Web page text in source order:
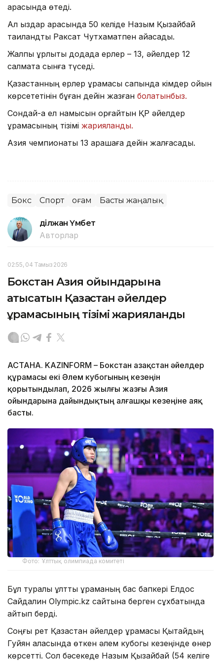
арасында өтеді.
Ал қыздар арасында 50 келіде Назым Қызайбай
таиландтық Раксат Чутхаматпен айқасады.
Жалпы құрлықтық додада ерлер – 13, әйелдер 12
салмақта сынға түседі.
Қазақстанның ерлер құрамасы сапында кімдер ойын
көрсететінін бұған дейін жазған болатынбыз.
Сондай-ақ ел намысын қорғайтын ҚР әйелдер
құрамасының тізімі жарияланды.
Азия чемпионаты 13 қарашаға дейін жалғасады.
Бокс Спорт Қоғам Басты жаңалық
Әділжан Үмбет
Авторлар
02:55, 04 Тамыз 2026
Бокстан Азия ойындарына
қатысатын Қазақстан әйелдер
құрамасының тізімі жарияланды
АСТАНА. KAZINFORM – Бокстан Қазақстан әйелдер
құрамасы екі Әлем кубогының кезеңін
қорытындылап, 2026 жылғы жазғы Азия
ойындарына дайындықтың алғашқы кезеңіне аяқ
басты.
Фото: Ұлттық олимпиада комитеті
Бұл туралы ұлттық құраманың бас бапкері Елдос
Сайдалин Olympic.kz сайтына берген сұхбатында
айтып берді.
Соңғы рет Қазақстан әйелдер құрамасы Қытайдың
Гуйян қаласында өткен әлем кубогы кезеңінде өнер
көрсетті. Сол бәсекеде Назым Қызайбай (54 келіге